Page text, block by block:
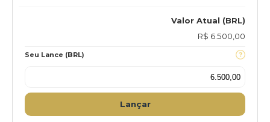
Valor Atual (BRL)
R$ 6.500,00
Seu Lance (BRL)
Lançar